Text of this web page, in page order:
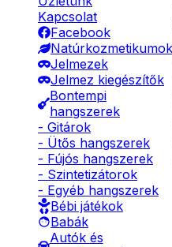
Kapcsolat
Facebook
Natúrkozmetikumok
Jelmezek
Jelmez kiegészítők
Bontempi
hangszerek
- Gitárok
- Ütős hangszerek
- Fújós hangszerek
- Szintetizátorok
- Egyéb hangszerek
Bébi játékok
Babák
Autók és